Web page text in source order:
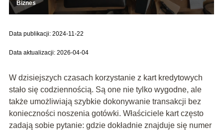
Biznes
Data publikacji: 2024-11-22
Data aktualizacji: 2026-04-04
W dzisiejszych czasach korzystanie z kart kredytowych
stało się codziennością. Są one nie tylko wygodne, ale
także umożliwiają szybkie dokonywanie transakcji bez
konieczności noszenia gotówki. Właściciele kart często
zadają sobie pytanie: gdzie dokładnie znajduje się numer